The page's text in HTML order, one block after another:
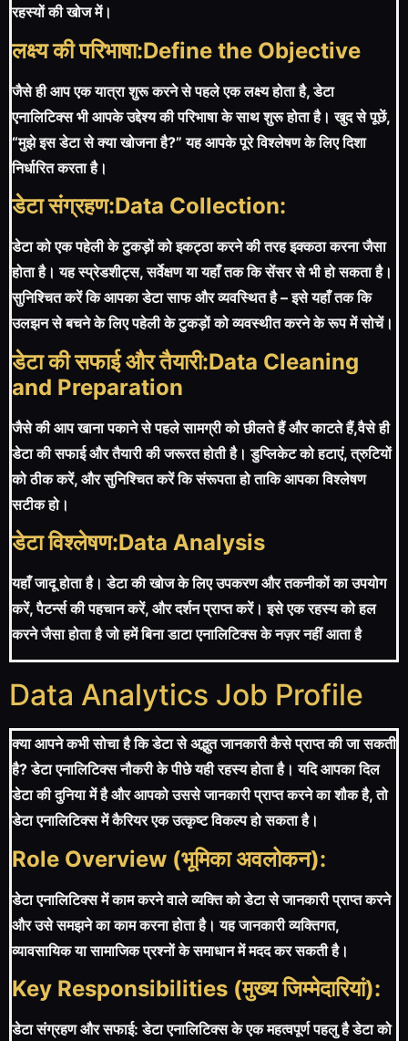
रहस्यों की खोज में।
लक्ष्य की परिभाषा:Define the Objective
जैसे ही आप एक यात्रा शुरू करने से पहले एक लक्ष्य होता है, डेटा
एनालिटिक्स भी आपके उद्देश्य की परिभाषा के साथ शुरू होता है। खुद से पूछें,
“मुझे इस डेटा से क्या खोजना है?” यह आपके पूरे विश्लेषण के लिए दिशा
निर्धारित करता है।
डेटा संग्रहण:Data Collection:
डेटा को एक पहेली के टुकड़ों को इकट्ठा करने की तरह इक्कठा करना जैसा
होता है। यह स्प्रेडशीट्स, सर्वेक्षण या यहाँ तक कि सेंसर से भी हो सकता है।
सुनिश्चित करें कि आपका डेटा साफ और व्यवस्थित है – इसे यहाँ तक कि
उलझन से बचने के लिए पहेली के टुकड़ों को व्यवस्थीत करने के रूप में सोचें।
डेटा की सफाई और तैयारी:Data Cleaning
and Preparation
जैसे की आप खाना पकाने से पहले सामग्री को छीलते हैं और काटते हैं,वैसे ही
डेटा की सफाई और तैयारी की जरूरत होती है। डुप्लिकेट को हटाएं, त्रुटियों
को ठीक करें, और सुनिश्चित करें कि संरूपता हो ताकि आपका विश्लेषण
सटीक हो।
डेटा विश्लेषण:Data Analysis
यहाँ जादू होता है। डेटा की खोज के लिए उपकरण और तकनीकों का उपयोग
करें, पैटर्न्स की पहचान करें, और दर्शन प्राप्त करें। इसे एक रहस्य को हल
करने जैसा होता है जो हमें बिना डाटा एनालिटिक्स के नज़र नहीं आता है
Data Analytics Job Profile
क्या आपने कभी सोचा है कि डेटा से अद्भुत जानकारी कैसे प्राप्त की जा सकती
है? डेटा एनालिटिक्स नौकरी के पीछे यही रहस्य होता है। यदि आपका दिल
डेटा की दुनिया में है और आपको उससे जानकारी प्राप्त करने का शौक है, तो
डेटा एनालिटिक्स में कैरियर एक उत्कृष्ट विकल्प हो सकता है।
Role Overview (भूमिका अवलोकन):
डेटा एनालिटिक्स में काम करने वाले व्यक्ति को डेटा से जानकारी प्राप्त करने
और उसे समझने का काम करना होता है। यह जानकारी व्यक्तिगत,
व्यावसायिक या सामाजिक प्रश्नों के समाधान में मदद कर सकती है।
Key Responsibilities (मुख्य जिम्मेदारियां):
डेटा संग्रहण और सफाई: डेटा एनालिटिक्स के एक महत्वपूर्ण पहलु है डेटा को